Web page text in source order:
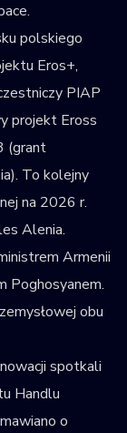
polskiego
Eros+,
PIAP
projekt Eross
(grant
To kolejny
na 2026 r.
Alenia.
Armenii
Poghosyanem.
obu
spotkali
Handlu
o